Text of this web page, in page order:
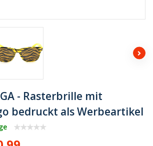
- Rasterbrille mit
bedruckt als Werbeartikel